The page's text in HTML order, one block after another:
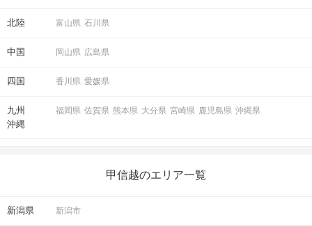
北陸 富山県 石川県
中国 岡山県 広島県
四国 香川県 愛媛県
九州
沖縄
福岡県 佐賀県 熊本県 大分県 宮崎県 鹿児島県 沖縄県
甲信越のエリア一覧
新潟県 新潟市